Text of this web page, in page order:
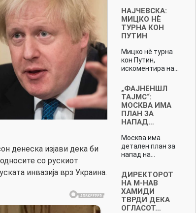
денеска изјави дека би
со рускиот
инвазија врз Украина.
НАЈЧЕВСКА:
МИЦКО НÈ
ТУРНА КОН
ПУТИН
Мицко нè турна
кон Путин,
искоментира на…
„ФАЈНЕНШЛ
ТАЈМС“:
МОСКВА ИМА
ПЛАН ЗА
НАПАД…
Москва има
детален план за
напад на…
ДИРЕКТОРОТ
НА М-НАВ
ХАМИДИ
ТВРДИ ДЕКА
ОГЛАСОТ…